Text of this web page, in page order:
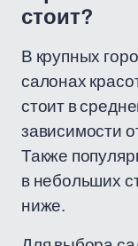
стоит?
В крупных
салонах
стоит в
зависимости
Также
в небольших
ниже.